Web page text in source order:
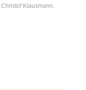
Klausmann.